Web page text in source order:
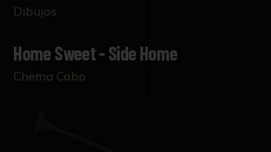
Dibujos
Home Sweet - Side Home
Chema Cobo